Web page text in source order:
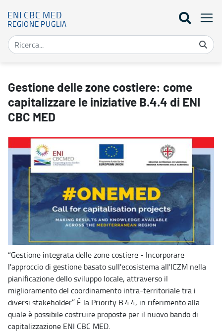
ENI CBC MED
REGIONE PUGLIA
Gestione delle zone costiere: come
capitalizzare le iniziative B.4.4 di ENI
CBC MED
“Gestione integrata delle zone costiere - Incorporare
l'approccio di gestione basato sull'ecosistema all'ICZM nella
pianificazione dello sviluppo locale, attraverso il
miglioramento del coordinamento intra-territoriale tra i
diversi stakeholder”. È la Priority B.4.4, in riferimento alla
quale è possibile costruire proposte per il nuovo bando di
capitalizzazione ENI CBC MED.